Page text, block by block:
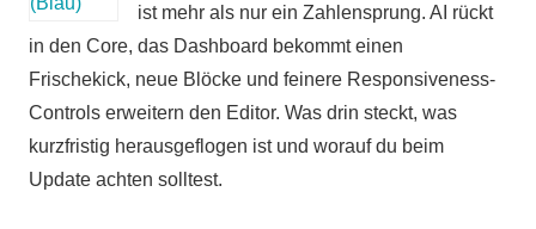
ist mehr als nur ein Zahlensprung. AI rückt
in den Core, das Dashboard bekommt einen
Frischekick, neue Blöcke und feinere Responsiveness-
Controls erweitern den Editor. Was drin steckt, was
kurzfristig herausgeflogen ist und worauf du beim
Update achten solltest.